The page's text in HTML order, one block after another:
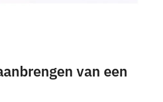
van een